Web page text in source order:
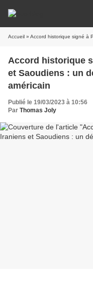
Accueil » Accord historique signé à Pékin
Accord historique
et Saoudiens : un
américain
Publié le 19/03/2023 à 10:56
Par Thomas Joly